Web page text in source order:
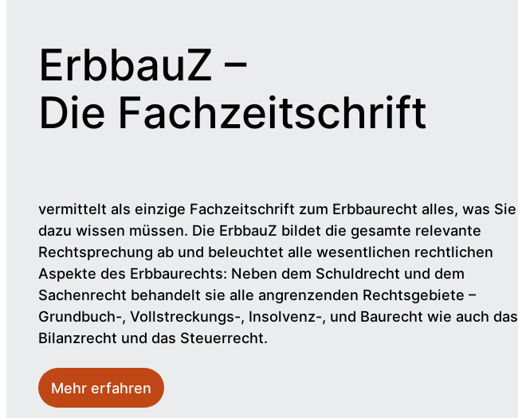
ErbbauZ –
Die Fachzeitschrift
vermittelt als einzige Fachzeitschrift zum Erbbaurecht alles, was Sie
dazu wissen müssen. Die ErbbauZ bildet die gesamte relevante
Rechtsprechung ab und beleuchtet alle wesentlichen rechtlichen
Aspekte des Erbbaurechts: Neben dem Schuldrecht und dem
Sachenrecht behandelt sie alle angrenzenden Rechtsgebiete –
Grundbuch-, Vollstreckungs-, Insolvenz-, und Baurecht wie auch das
Bilanzrecht und das Steuerrecht.
Mehr erfahren